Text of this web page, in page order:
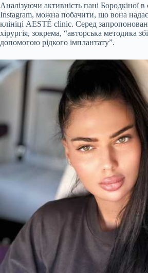
Аналізуючи активність пані Бородкіної в
Instagram, можна побачити, що вона надає
клініці AESTÉ clinic. Серед
хірургія, зокрема, “авторська методика
допомогою рідкого імплантату”.